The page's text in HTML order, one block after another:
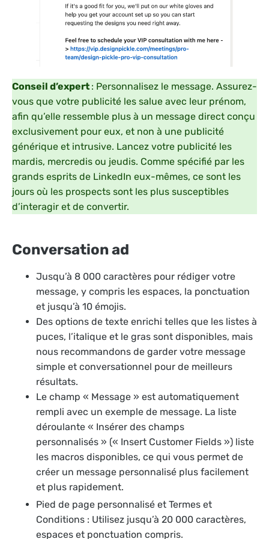
Conseil d’expert : Personnalisez le message. Assurez-
vous que votre publicité les salue avec leur prénom,
afin qu’elle ressemble plus à un message direct conçu
exclusivement pour eux, et non à une publicité
générique et intrusive. Lancez votre publicité les
mardis, mercredis ou jeudis. Comme spécifié par les
grands esprits de LinkedIn eux-mêmes, ce sont les
jours où les prospects sont les plus susceptibles
d’interagir et de convertir.
Conversation ad
Jusqu’à 8 000 caractères pour rédiger votre
message, y compris les espaces, la ponctuation
et jusqu’à 10 émojis.
Des options de texte enrichi telles que les listes à
puces, l’italique et le gras sont disponibles, mais
nous recommandons de garder votre message
simple et conversationnel pour de meilleurs
résultats.
Le champ « Message » est automatiquement
rempli avec un exemple de message. La liste
déroulante « Insérer des champs
personnalisés » (« Insert Customer Fields ») liste
les macros disponibles, ce qui vous permet de
créer un message personnalisé plus facilement
et plus rapidement.
Pied de page personnalisé et Termes et
Conditions : Utilisez jusqu’à 20 000 caractères,
espaces et ponctuation compris.